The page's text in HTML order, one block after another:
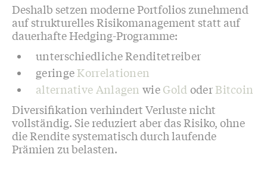
Deshalb setzen moderne Portfolios zunehmend
auf strukturelles Risikomanagement statt auf
dauerhafte Hedging-Programme:
unterschiedliche Renditetreiber
geringeKorrelationen
alternative Anlagen wieGold oderBitcoin
Diversifikation verhindert Verluste nicht
vollständig. Sie reduziert aber das Risiko, ohne
die Rendite systematisch durch laufende
Prämien zu belasten.